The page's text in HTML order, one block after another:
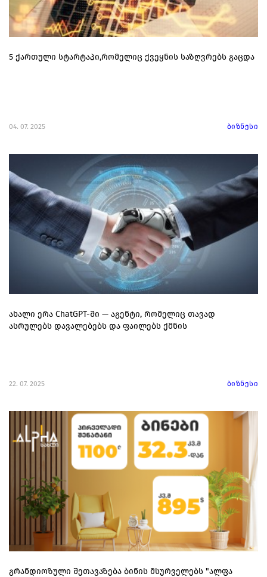
5 ქართული სტარტაპი,რომელიც ქვეყნის საზღვრებს გაცდა
04. 07. 2025 ბიზნესი
ახალი ერა ChatGPT-ში — აგენტი, რომელიც თავად
ასრულებს დავალებებს და ფაილებს ქმნის
22. 07. 2025 ბიზნესი
გრანდიოზული შეთავაზება ბინის მსურველებს "ალფა